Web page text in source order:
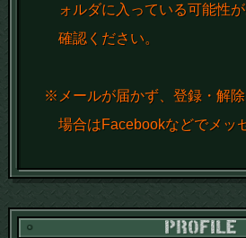
ォルダに入っている可能性
確認ください。
※メールが届かず、登録・解
場合はFacebookなどでメッ